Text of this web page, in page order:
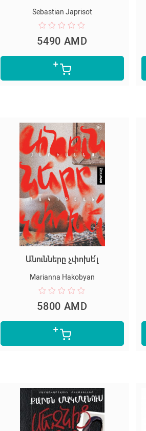
Sebastian Japrisot
5490 AMD
Անունները չփոխե՛լ
Marianna Hakobyan
5800 AMD